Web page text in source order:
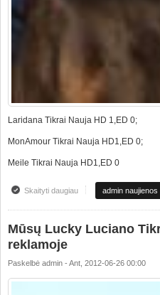
Laridana Tikrai Nauja HD 1,ED 0;
MonAmour Tikrai Nauja HD1,ED 0;
Meile Tikrai Nauja HD1,ED 0
Skaityti daugiauapie Sveikatos testai
admin naujienos
Mūsų Lucky Luciano
reklamoje
Paskelbė admin - Ant, 2012-06-26 00:00